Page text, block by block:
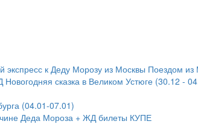
к Деду Морозу из Москвы Поездом из
сказка в Великом Устюге (30.12 -
(04.01-07.01)
Деда Мороза + ЖД билеты КУПЕ